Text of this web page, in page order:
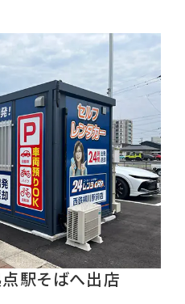
駅そばへ出店